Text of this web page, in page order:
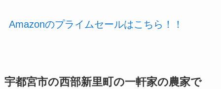
Amazonのプライムセールはこちら！！
宇都宮市の西部新里町の一軒家の農家で